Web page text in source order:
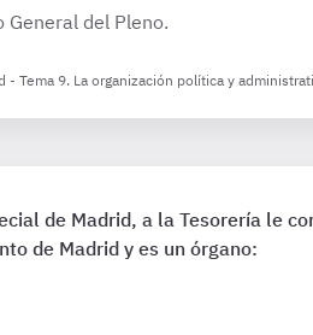
General del Pleno.
Tema 9. La organización política y
de Madrid, a la Tesorería le
de Madrid y es un órgano: